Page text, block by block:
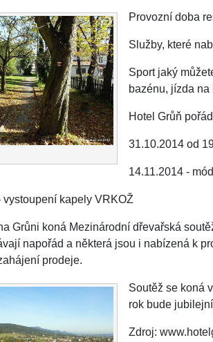
Provozní doba
Služby, které
Sport jaký
bazénu, jízda
Hotel Grůň
31.10.2014 od
14.11.2014 -
vystoupení kapely VRKOŽ
Grůni koná Mezinárodní dřevařská
napořád a některá jsou i nabízená k
prodeje.
Soutěž se koná
rok bude
Zdroj: